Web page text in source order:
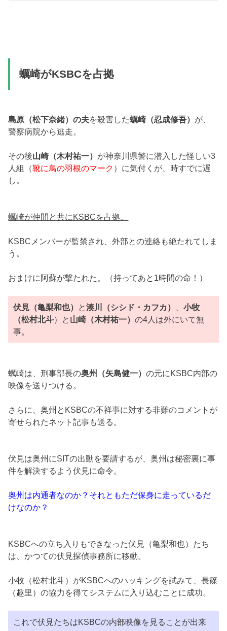
蠣崎がKSBCを占拠
島原（松下奈緒）の夫を殺害した蠣崎（忍成修吾） が、
警察病院から逃走。
その後山崎（木村祐一） が神奈川県警に潜入した怪しい3
人組（靴に鳥の羽根のマーク ）に気付くが、時すでに遅
し。
蠣崎が仲間と共にKSBCを占拠。
KSBCメンバーが監禁され、外部との連絡も絶たれてしま
う。
おまけに阿蘇が撃たれた。（持ってあと1時間の命！）
伏見（亀梨和也） と湊川（シシド・カフカ） 、小牧
（松村北斗）と 山崎（木村祐一）の4人は外にいて無
事。
蠣崎は、刑事部長の奥州（矢島健一）の元にKSBC内部の
映像を送りつける。
さらに、奥州とKSBCの不祥事に対する非難のコメントが
寄せられたネット記事も送る。
伏見は奥州にSITの出動を要請するが、奥州は秘密裏に事
件を解決するよう伏見に命令。
奥州は内通者なのか？それともただ保身に走っているだ
けなのか？
KSBCへの立ち入りもできなった伏見（亀梨和也）たち
は、かつての伏見探偵事務所に移動。
小牧（松村北斗）がKSBCへのハッキングを試みて、長篠
（趣里）の協力を得てシステムに入り込むことに成功。
これで伏見たちはKSBCの内部映像を見ることが出来